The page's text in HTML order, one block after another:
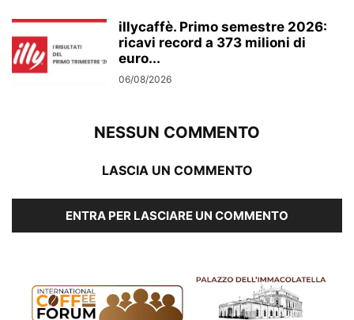
illycaffè. Primo semestre 2026:
ricavi record a 373 milioni di
euro...
06/08/2026
NESSUN COMMENTO
LASCIA UN COMMENTO
ENTRA PER LASCIARE UN COMMENTO